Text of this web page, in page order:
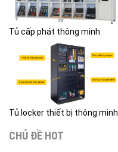
Tủ cấp phát thông minh
Tủ locker thiết bị thông minh
CHỦ ĐỀ HOT